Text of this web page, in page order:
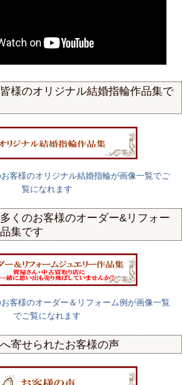
皆様のオリジナル結婚指輪作品集で
客様のオリジナル結婚指輪が画像一覧でご
覧になれます
くのお客様のオーダー& リフォー
集です
客様のオーダー＆リフォーム例が画像一覧
でご覧になれます
寄せられたお客様の声